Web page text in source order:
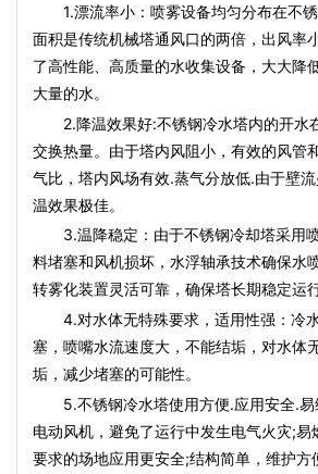
1.漂流率小：喷雾设备均匀分布在不锈
面积是传统机械塔通风口的两倍，出风率
了高性能、高质量的水收集设备，大大降
大量的水。
2.降温效果好:不锈钢冷水塔内的开水
交换热量。由于塔内风阻小，有效的风管
气比，塔内风场有效.蒸气分放低.由于壁
温效果极佳。
3.温降稳定：由于不锈钢冷却塔采用
料堵塞和风机损坏，水浮轴承技术确保水
转雾化装置灵活可靠，确保塔长期稳定运行
4.对水体无特殊要求，适用性强：冷
塞，喷嘴水流速度大，不能结垢，对水体
垢，减少堵塞的可能性。
5.不锈钢冷水塔使用方便.应用安全.易
电动风机，避免了运行中发生电气火灾;易
要求的场地应用更安全;结构简单，维护方